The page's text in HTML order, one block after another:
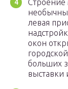
Строение
левая
окон
больших
выставки